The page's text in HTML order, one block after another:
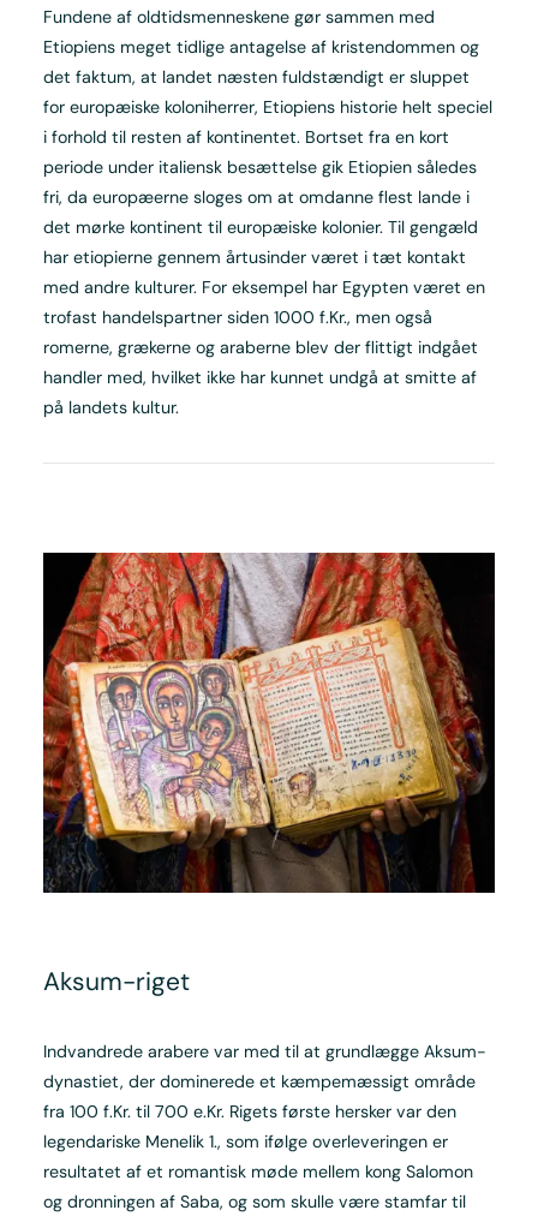
Fundene af oldtidsmenneskene gør sammen med
Etiopiens meget tidlige antagelse af kristendommen og
det faktum, at landet næsten fuldstændigt er sluppet
for europæiske koloniherrer, Etiopiens historie helt speciel
i forhold til resten af kontinentet. Bortset fra en kort
periode under italiensk besættelse gik Etiopien således
fri, da europæerne sloges om at omdanne flest lande i
det mørke kontinent til europæiske kolonier. Til gengæld
har etiopierne gennem årtusinder været i tæt kontakt
med andre kulturer. For eksempel har Egypten været en
trofast handelspartner siden 1000 f.Kr., men også
romerne, grækerne og araberne blev der flittigt indgået
handler med, hvilket ikke har kunnet undgå at smitte af
på landets kultur.
Aksum-riget
Indvandrede arabere var med til at grundlægge Aksum-
dynastiet, der dominerede et kæmpemæssigt område
fra 100 f.Kr. til 700 e.Kr. Rigets første hersker var den
legendariske Menelik 1., som ifølge overleveringen er
resultatet af et romantisk møde mellem kong Salomon
og dronningen af Saba, og som skulle være stamfar til